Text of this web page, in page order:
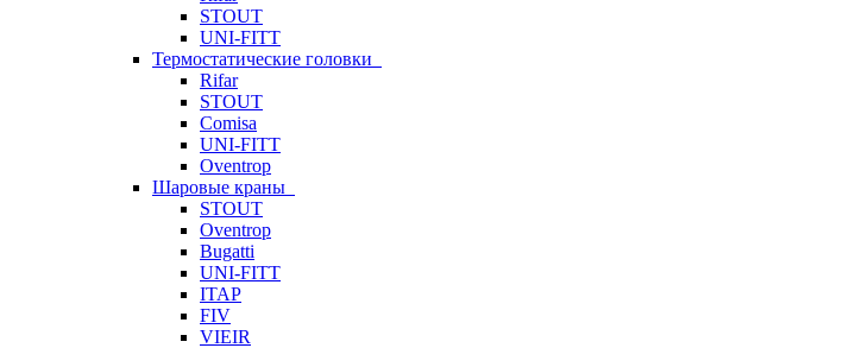
STOUT
UNI-FITT
Термостатические головки
Rifar
STOUT
Comisa
UNI-FITT
Oventrop
Шаровые краны
STOUT
Oventrop
Bugatti
UNI-FITT
ITAP
FIV
VIEIR